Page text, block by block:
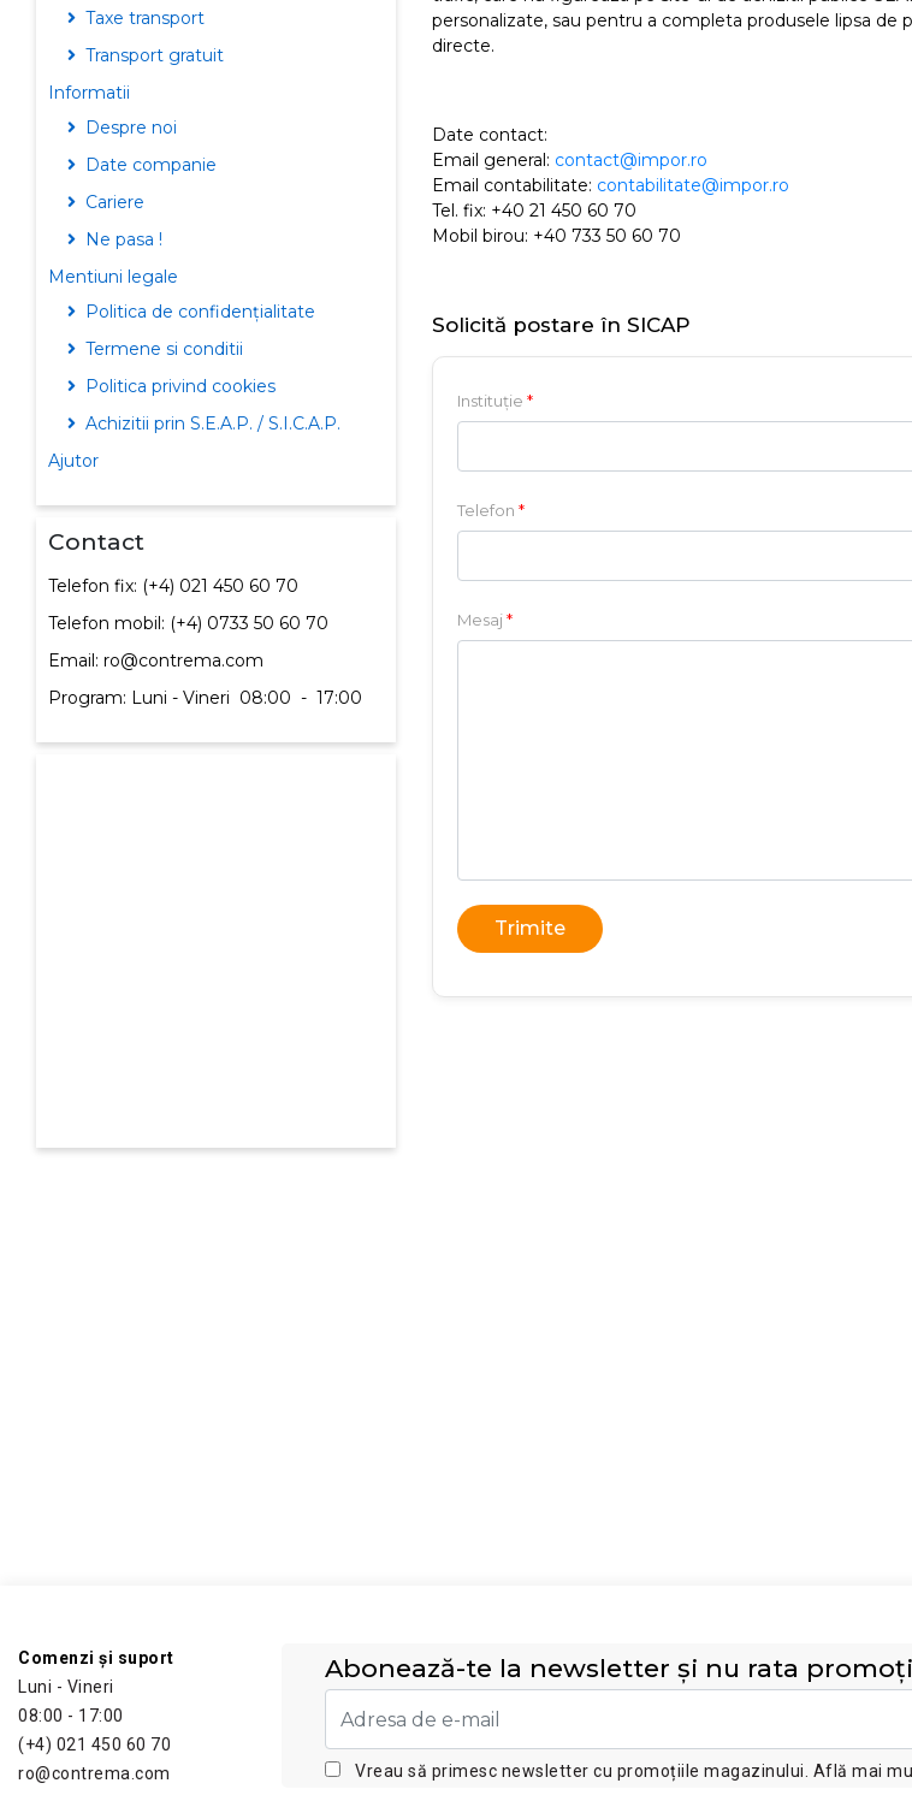
Taxe transport
Transport gratuit
Informatii
Despre noi
Date companie
Cariere
Ne pasa !
Mentiuni legale
Politica de confidențialitate
Termene si conditii
Politica privind cookies
Achizitii prin S.E.A.P. / S.I.C.A.P.
Ajutor
Contact
Telefon fix: (+4) 021 450 60 70
Telefon mobil: (+4) 0733 50 60 70
Email: ro@contrema.com
Program: Luni - Vineri 08:00 - 17:00
personalizate, sau pentru a completa produsele lipsa
directe.
Date contact:
Email general: contact@impor.ro
Email contabilitate: contabilitate@impor.ro
Tel. fix: +40 21 450 60 70
Mobil birou: +40 733 50 60 70
Solicită postare în SICAP
Instituție *
Telefon *
Mesaj*
Comenzi și suport
Luni - Vineri
08:00 - 17:00
(+4) 021 450 60 70
ro@contrema.com
Abonează-te la newsletter și nu rata
Vreau să primesc newsletter cu promoțiile magazinului. Află mai